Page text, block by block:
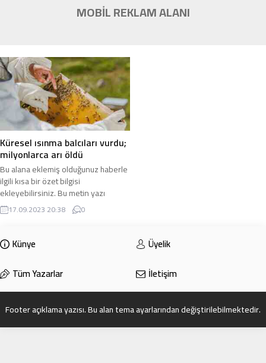
MOBİL REKLAM ALANI
Küresel ısınma balcıları vurdu;
milyonlarca arı öldü
Bu alana eklemiş olduğunuz haberle
ilgili kısa bir özet bilgisi
ekleyebilirsiniz. Bu metin yazı
düzenleme sayfasında “Özet”
bölümünden eklenebilir. Özet
olarak bu şekilde gösterilir,
eklenmemişse bu alan boş kalır.
17.09.2023 20:38 0
Künye
Üyelik
Tüm Yazarlar
İletişim
Footer açıklama yazısı. Bu alan tema ayarlarından değiştirilebilmektedir.